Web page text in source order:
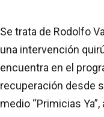
Se trata de Rodolfo
una intervención
encuentra en el
recuperación desde
medio “Primicias